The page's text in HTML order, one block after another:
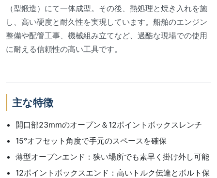
（型鍛造）にて一体成型。その後、熱処理と焼き入れを施
し、高い硬度と耐久性を実現しています。船舶のエンジン
整備や配管工事、機械組み立てなど、過酷な現場での使用
に耐える信頼性の高い工具です。
主な特徴
開口部23mmのオープン＆12ポイントボックスレンチ
15°オフセット角度で手元のスペースを確保
薄型オープンエンド：狭い場所でも素早く掛け外し可能
12ポイントボックスエンド：高いトルク伝達とボルト保